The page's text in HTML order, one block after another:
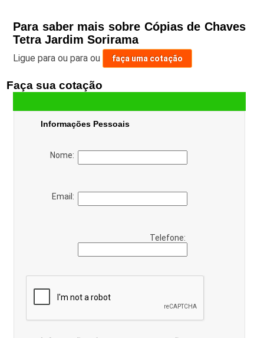
Para saber mais sobre Cópias de Chaves
Tetra Jardim Sorirama
Ligue para ou para ou faça uma cotação
Faça sua cotação
Informações Pessoais
Nome:
Email:
Telefone: